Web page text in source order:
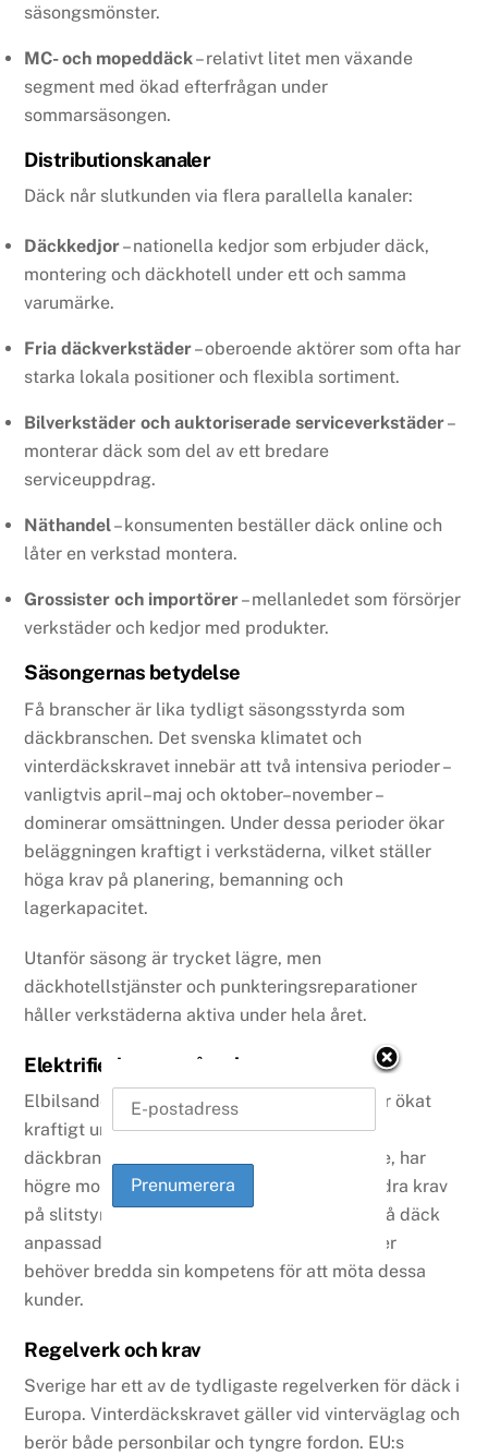
säsongsmönster.
MC- och mopeddäck– relativt litet men växande
segment med ökad efterfrågan under
sommarsäsongen.
Distributionskanaler
Däck når slutkunden via flera parallella kanaler:
Däckkedjor– nationella kedjor som erbjuder däck,
montering och däckhotell under ett och samma
varumärke.
Fria däckverkstäder– oberoende aktörer som ofta har
starka lokala positioner och flexibla sortiment.
Bilverkstäder och auktoriserade serviceverkstäder–
monterar däck som del av ett bredare
serviceuppdrag.
Näthandel– konsumenten beställer däck online och
låter en verkstad montera.
Grossister och importörer– mellanledet som försörjer
verkstäder och kedjor med produkter.
Säsongernas betydelse
Få branscher är lika tydligt säsongsstyrda som
däckbranschen. Det svenska klimatet och
vinterdäckskravet innebär att två intensiva perioder –
vanligtvis april–maj och oktober–november –
dominerar omsättningen. Under dessa perioder ökar
beläggningen kraftigt i verkstäderna, vilket ställer
höga krav på planering, bemanning och
lagerkapacitet.
Utanför säsong är trycket lägre, men
däckhotellstjänster och punkteringsreparationer
håller verkstäderna aktiva under hela året.
Elektrifieringens påverkan
Elbilsandelen på den svenska marknaden har ökat
kraftigt under de senaste åren. Det påverkar
däckbranschen på flera sätt: elbilar är tyngre, har
högre momentan acceleration och ställer andra krav
på slitstyrka och rullmotstånd. Efterfrågan på däck
anpassade för elbilar har ökat, och verkstäder
behöver bredda sin kompetens för att möta dessa
kunder.
Regelverk och krav
Sverige har ett av de tydligaste regelverken för däck i
Europa. Vinterdäckskravet gäller vid vinterväglag och
berör både personbilar och tyngre fordon. EU:s